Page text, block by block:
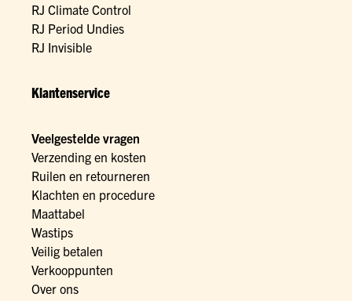
RJ Climate Control
RJ Period Undies
RJ Invisible
Klantenservice
Veelgestelde vragen
Verzending en kosten
Ruilen en retourneren
Klachten en procedure
Maattabel
Wastips
Veilig betalen
Verkooppunten
Over ons